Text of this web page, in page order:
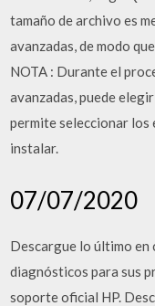
tamaño de archivo es
avanzadas, de modo
NOTA : Durante el
avanzadas, puede
permite seleccionar los
instalar.
07/07/2020
Descargue lo último
diagnósticos para sus
soporte oficial HP.